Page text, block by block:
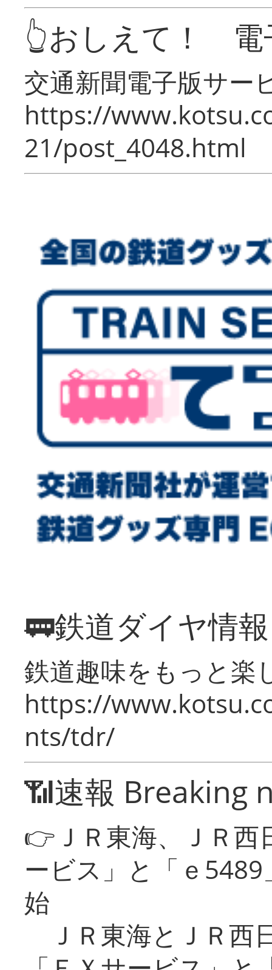
👆おしえて！ 電
交通新聞電子版サー
https://
21/post_4048.html
🚃鉄道ダイヤ情
鉄道趣味をもっと楽
https://
nts/tdr/
📶速報 Breaking
👉ＪＲ東海、ＪＲ
ービス」と「ｅ
始
ＪＲ東海とＪＲ西